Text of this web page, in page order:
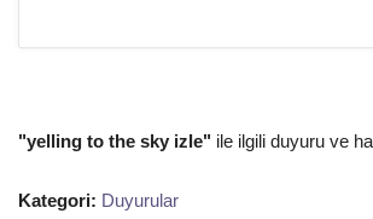
"yelling to the sky izle" ile ilgili duyuru ve
Kategori: Duyurular